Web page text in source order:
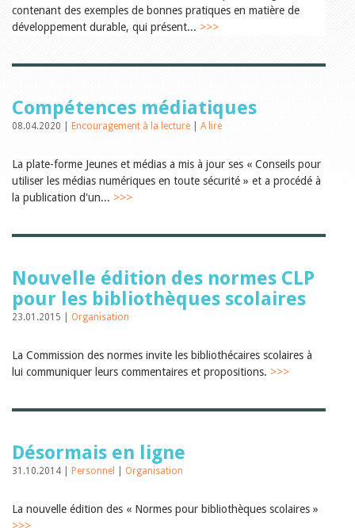
Encouragement à la lecture
Du monde entier
A lire
Manifestations
Formation et perfectionnement
Ecole et bibliothèque
Bibliosuisse
Subventions cantonales
Bibliomedia
Tous les tags
Auteurs
Sibylle Birrer
Javier Lopez
Markus Keel
Blaise Humbert-Droz
Sarah Jenni
Brigitte Burri
contenant des exemples de bonnes pratiques en matière de
développement durable, qui présent... >>>
Compétences médiatiques
08.04.2020 | Encouragement à la lecture A lire
La plate-forme Jeunes et médias a mis à jour ses « Conseils pour
utiliser les médias numériques en toute sécurité » et a procédé à
la publication d'un... >>>
Nouvelle édition des normes CLP
pour les bibliothèques scolaires
23.01.2015 | Organisation
La Commission des normes invite les bibliothécaires scolaires à
lui communiquer leurs commentaires et propositions. >>>
Désormais en ligne
31.10.2014 | Personnel Organisation
La nouvelle édition des « Normes pour bibliothèques scolaires »